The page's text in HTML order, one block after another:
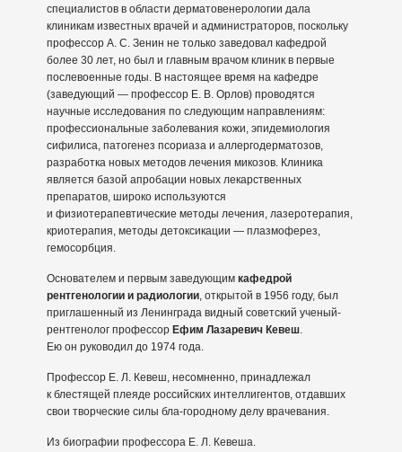
специалистов в области дерматовенерологии дала
клиникам известных врачей и администраторов, поскольку
профессор А. С. Зенин не только заведовал кафедрой
более 30 лет, но был и главным врачом клиник в первые
послевоенные годы. В настоящее время на кафедре
(заведующий — профессор Е. В. Орлов) проводятся
научные исследования по следующим направлениям:
профессиональные заболевания кожи, эпидемиология
сифилиса, патогенез псориаза и аллергодерматозов,
разработка новых методов лечения микозов. Клиника
является базой апробации новых лекарственных
препаратов, широко используются
и физиотерапевтические методы лечения, лазеротерапия,
криотерапия, методы детоксикации — плазмоферез,
гемосорбция.
Основателем и первым заведующим кафедрой
рентгенологии и радиологии, открытой в 1956 году, был
приглашенный из Ленинграда видный советский ученый-
рентгенолог профессор Ефим Лазаревич Кевеш.
Ею он руководил до 1974 года.
Профессор Е. Л. Кевеш, несомненно, принадлежал
к блестящей плеяде российских интеллигентов, отдавших
свои творческие силы бла-городному делу врачевания.
Из биографии профессора Е. Л. Кевеша.